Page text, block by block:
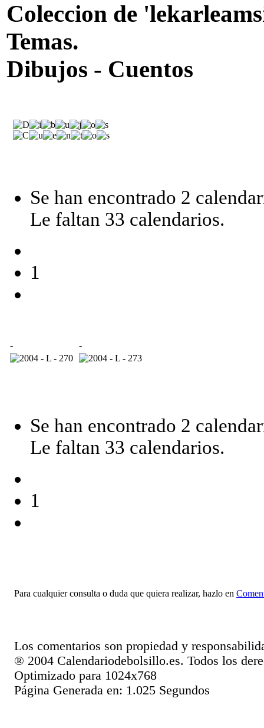
Coleccion de
Temas.
Dibujos - Cuentos
Se han encontrado 2
Le faltan 33 calendarios.
1
- -
Se han encontrado 2
Le faltan 33 calendarios.
1
Para cualquier consulta o duda que quiera realizar, hazlo en
Los comentarios son propiedad y
® 2004 Calendariodebolsillo.es. Todos los
Optimizado para 1024x768
Página Generada en: 1.025 Segundos